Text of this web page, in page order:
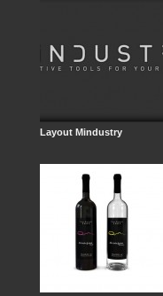
Layout Mindustry